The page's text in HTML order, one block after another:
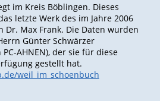
im Kreis Böblingen. Dieses
letzte Werk des im Jahre 2006
Dr. Max Frank. Die Daten wurden
Günter Schwärzer
AHNEN), der sie für diese
gestellt hat.
weil_im_schoenbuch